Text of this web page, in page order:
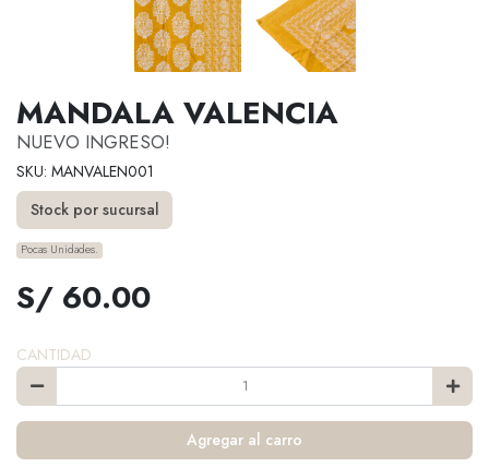
MANDALA VALENCIA
NUEVO INGRESO!
SKU: MANVALEN001
Stock por sucursal
Pocas Unidades.
S/ 60.00
CANTIDAD
Agregar al carro